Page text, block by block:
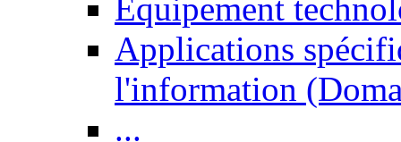
Equipement
Applications
l'information
...